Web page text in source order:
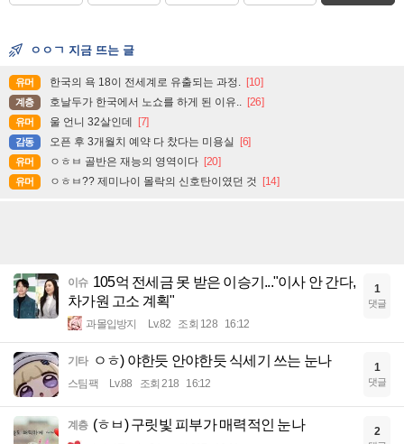
ㅇㅇㄱ 지금 뜨는 글
유머 한국의 욕 18이 전세계로 유출되는 과정. [10]
계층 호날두가 한국에서 노쇼를 하게 된 이유.. [26]
유머 울 언니 32살인데 [7]
감동 오픈 후 3개월치 예약 다 찼다는 미용실 [6]
유머 ㅇㅎㅂ 골반은 재능의 영역이다 [20]
유머 ㅇㅎㅂ?? 제미나이 몰락의 신호탄이였던 것 [14]
이슈 105억 전세금 못 받은 이승기..."이사 안 간다,
차가원 고소 계획"
과몰입방지 Lv.82 조회 128 16:12
1
댓글
기타 ㅇㅎ) 야한듯 안야한듯 식세기 쓰는 눈나
스팀팩 Lv.88 조회 218 16:12
1
댓글
계층 (ㅎㅂ) 구릿빛 피부가 매력적인 눈나 2